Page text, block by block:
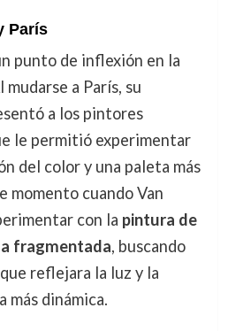
París
punto de inflexión en la
mudarse a París, su
a los pintores
le permitió experimentar
del color y una paleta más
momento cuando Van
con la pintura de
fragmentada, buscando
reflejara la luz y la
más dinámica.